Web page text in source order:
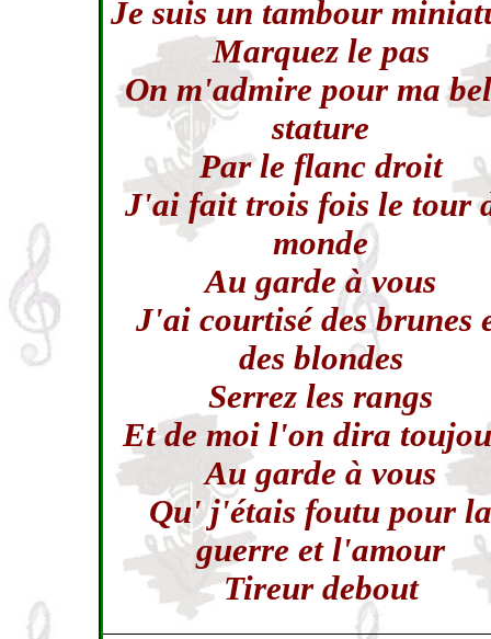
Je suis un tambour
Marquez le pas
On m'admire pour ma
stature
Par le flanc droit
J'ai fait trois fois le tour
monde
Au garde à vous
J'ai courtisé des brunes
des blondes
Serrez les rangs
Et de moi l'on dira
Au garde à vous
Qu' j'étais foutu pour la
guerre et l'amour
Tireur debout